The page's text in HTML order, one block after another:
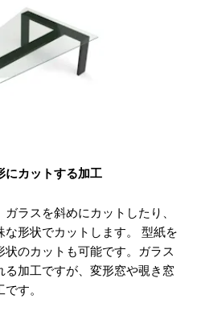
にカットする加工
ガラスを斜めにカットしたり、
形状でカットします。 型紙を
のカットも可能です。ガラス
加工ですが、変形窓や覗き窓
す。